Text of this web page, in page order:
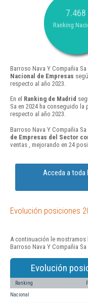
7.468
Ranking
Barroso Nava Y Compañia
Nacional de Empresas
respecto al año 2023.
En el Ranking de Madrid
Sa en 2024 ha conseguido
respecto al año 2023.
Barroso Nava Y Compañia
de Empresas del Sector
ventas , mejorando en 24
Acceda a toda
Evolución posiciones
A continuación le
Barroso Nava Y Compañia
Evolución
Ranking
Nacional